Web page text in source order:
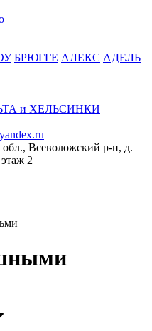
БРЮГГЕ АЛЕКС АДЕЛЬ
и ХЕЛЬСИНКИ
обл., Всеволожский р-н, д.
2